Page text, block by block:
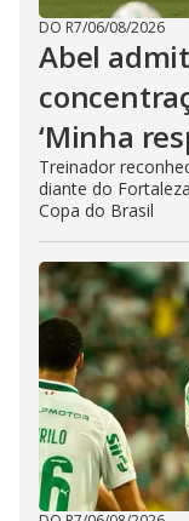
DO R7/06/08/2026
Abel
‘Minha
Treinador
diante do
Copa do Brasil